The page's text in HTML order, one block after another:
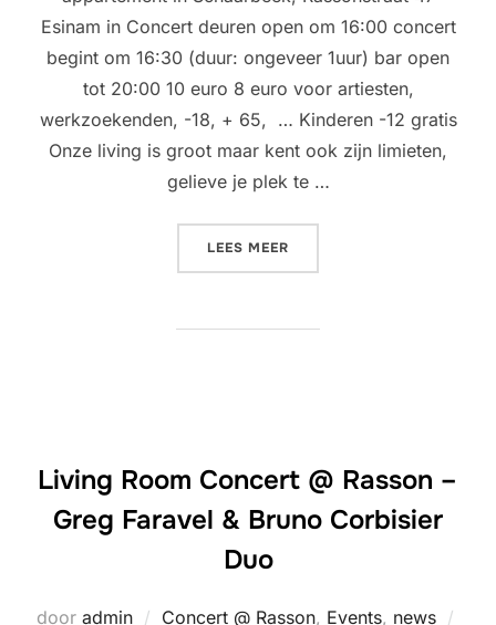
Esinam in Concert deuren open om 16:00 concert
begint om 16:30 (duur: ongeveer 1uur) bar open
tot 20:00 10 euro 8 euro voor artiesten,
werkzoekenden, -18, + 65, … Kinderen -12 gratis
Onze living is groot maar kent ook zijn limieten,
gelieve je plek te …
LEES MEER
Living Room Concert @ Rasson –
Greg Faravel & Bruno Corbisier
Duo
door admin Concert @ Rasson, Events, news